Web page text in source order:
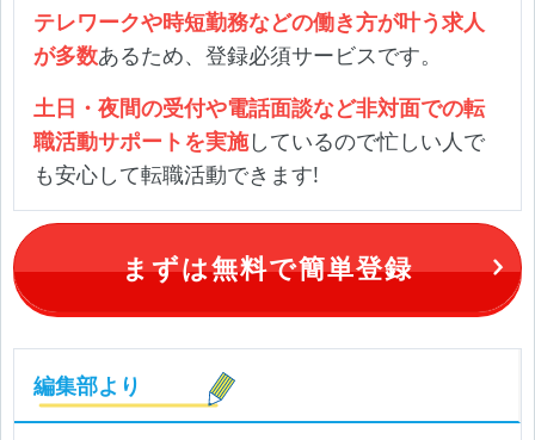
テレワークや時短勤務などの働き方が叶う求人
が多数あるため、登録必須サービスです。
土日・夜間の受付や電話面談など非対面での転
職活動サポートを実施しているので忙しい人で
も安心して転職活動できます!
まずは無料で簡単登録
編集部より